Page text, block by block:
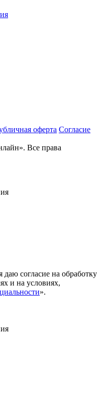
оферта Согласие
Все права
согласие на обработку
и на условиях,
».